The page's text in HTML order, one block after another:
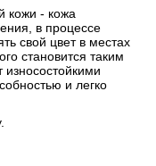
кожи - кожа
в процессе
свой цвет в местах
становится таким
и легко